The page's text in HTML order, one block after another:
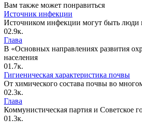
Вам также может понравиться
Источник инфекции
Источником инфекции могут быть люди
02.9к.
Глава
В «Основных направлениях развития
населения
01.7к.
Гигиеническая характеристика почвы
От химического состава почвы во
02.3к.
Глава
Коммунистическая партия и Советское
01.3к.